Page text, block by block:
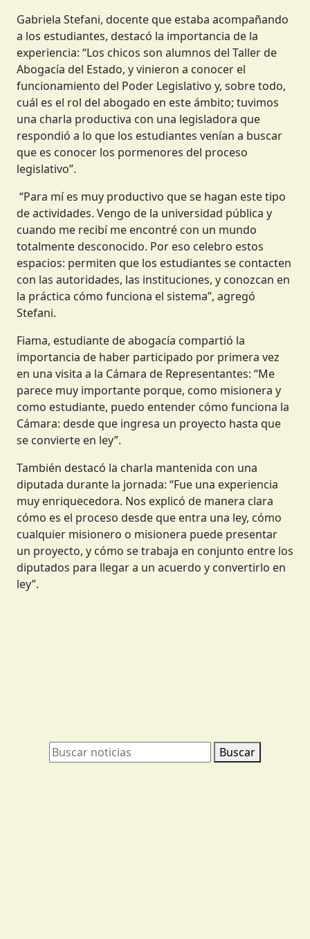
Gabriela Stefani, docente que estaba acompañando
a los estudiantes, destacó la importancia de la
experiencia: “Los chicos son alumnos del Taller de
Abogacía del Estado, y vinieron a conocer el
funcionamiento del Poder Legislativo y, sobre todo,
cuál es el rol del abogado en este ámbito; tuvimos
una charla productiva con una legisladora que
respondió a lo que los estudiantes venían a buscar
que es conocer los pormenores del proceso
legislativo”.
“Para mí es muy productivo que se hagan este tipo
de actividades. Vengo de la universidad pública y
cuando me recibí me encontré con un mundo
totalmente desconocido. Por eso celebro estos
espacios: permiten que los estudiantes se contacten
con las autoridades, las instituciones, y conozcan en
la práctica cómo funciona el sistema”, agregó
Stefani.
Fiama, estudiante de abogacía compartió la
importancia de haber participado por primera vez
en una visita a la Cámara de Representantes: “Me
parece muy importante porque, como misionera y
como estudiante, puedo entender cómo funciona la
Cámara: desde que ingresa un proyecto hasta que
se convierte en ley”.
También destacó la charla mantenida con una
diputada durante la jornada: “Fue una experiencia
muy enriquecedora. Nos explicó de manera clara
cómo es el proceso desde que entra una ley, cómo
cualquier misionero o misionera puede presentar
un proyecto, y cómo se trabaja en conjunto entre los
diputados para llegar a un acuerdo y convertirlo en
ley”.
Buscar